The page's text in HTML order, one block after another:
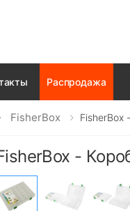
Распродажа
FisherBox FisherBox
-